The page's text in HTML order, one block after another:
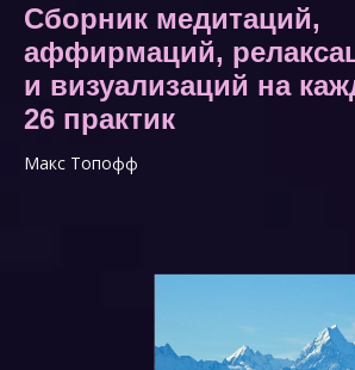
Сборник медитаций,
аффирмаций,
и визуализаций на
26 практик
Макс Топофф